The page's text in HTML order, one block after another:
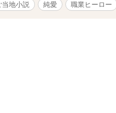
当地小説
純愛 職業ヒーロー